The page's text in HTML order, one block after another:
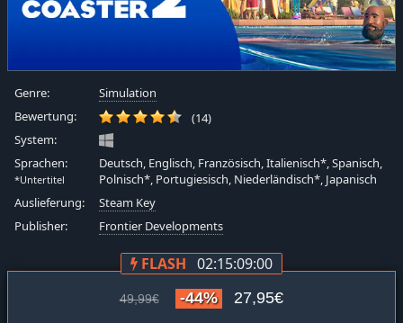
Genre:
Simulation
Bewertung:
(14)
System:
Sprachen:
*Untertitel
Deutsch, Englisch, Französisch, Italienisch*, Spanisch,
Polnisch*, Portugiesisch, Niederländisch*, Japanisch
Auslieferung:
Steam Key
Publisher:
Frontier Developments
FLASH 02:15:08:59
49,99€ -44% 27,95€